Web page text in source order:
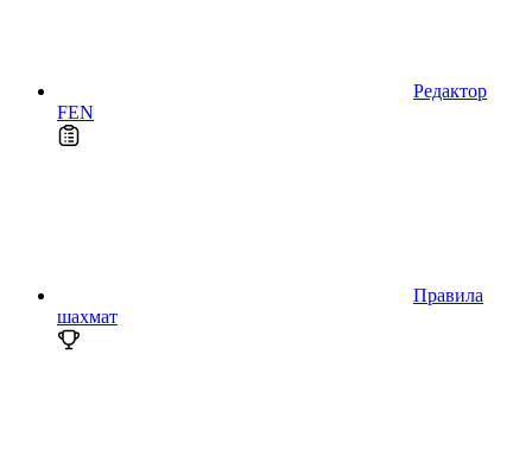
Редактор
FEN
Правила
шахмат